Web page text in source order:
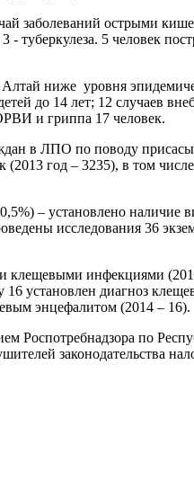
заболеваний острыми
- туберкулеза. 5 человек
ниже уровня
до 14 лет; 12 случаев
и гриппа 17 человек.
в ЛПО по поводу
год – 3235), в том
– установлено наличие
исследования 36
клещевыми инфекциями
установлен диагноз
энцефалитом (2014 – 16).
Роспотребнадзора по
законодательства